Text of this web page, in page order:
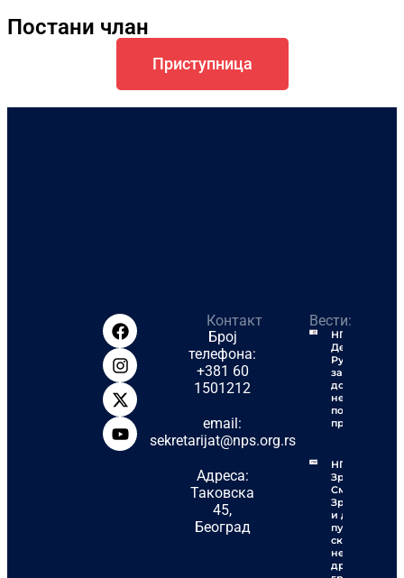
Постани члан
Приступница
Контакт
Број
телефона:
+381 60
1501212
email:
sekretarijat@nps.org.rs
Адреса:
Таковска
45,
Београд
Вести:
НПС
Деспотовац:
Рудари
заслужују
достојанство,
не
политичку
пропаганду
НПС
Зрењанин:
Смеће у
Зрењанину
и до шест
пута
скупље
него у
другим